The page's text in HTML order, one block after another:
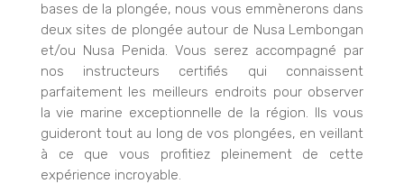
bases de la plongée, nous vous emmènerons dans
deux sites de plongée autour de Nusa Lembongan
et/ou Nusa Penida. Vous serez accompagné par
nos instructeurs certifiés qui connaissent
parfaitement les meilleurs endroits pour observer
la vie marine exceptionnelle de la région. Ils vous
guideront tout au long de vos plongées, en veillant
à ce que vous profitiez pleinement de cette
expérience incroyable.